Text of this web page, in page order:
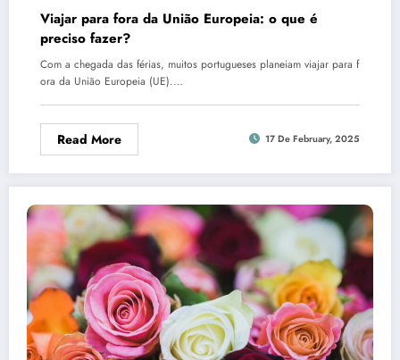
Viajar para fora da União Europeia: o que é
preciso fazer?
Com a chegada das férias, muitos portugueses planeiam viajar para f
ora da União Europeia (UE).…
Read More 17 De February, 2025